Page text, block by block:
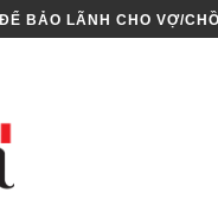
BẢO LÃNH CHO VỢ/